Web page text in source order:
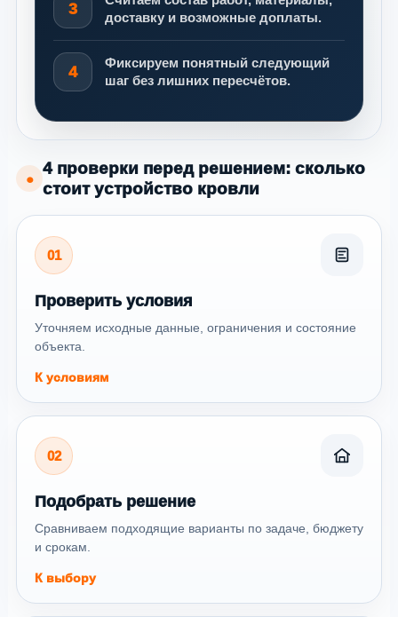
3
доставку и возможные доплаты.
4
Фиксируем понятный следующий
шаг без лишних пересчётов.
●
4 проверки перед решением: сколько
стоит устройство кровли
01
Проверить условия
Уточняем исходные данные, ограничения и состояние
объекта.
К условиям
02
Подобрать решение
Сравниваем подходящие варианты по задаче, бюджету
и срокам.
К выбору